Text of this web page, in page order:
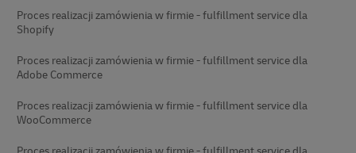
Proces realizacji zamówienia w firmie - fulfillment service dla
Shopify
Proces realizacji zamówienia w firmie - fulfillment service dla
Adobe Commerce
Proces realizacji zamówienia w firmie - fulfillment service dla
WooCommerce